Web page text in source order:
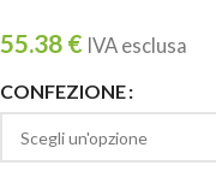
55.38 € IVA esclusa
CONFEZIONE